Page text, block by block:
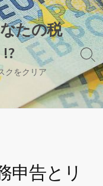
たの税
クをクリア
検
索
切
り
替
申告とリ